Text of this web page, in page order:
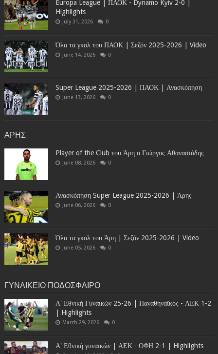
Europa League | ΠΑΟΚ - Dynamo Kyiv 2-0 |
Highlights
July 31, 2026 0
Όλα τα γκολ του ΠΑΟΚ | Σεζόν 2025-2026 | Video
June 14, 2026 0
Super League 2025-2026 | ΠΑΟΚ | Ανασκόπηση
June 13, 2026 0
ΑΡΗΣ
Player of the Club του Άρη ο Γιώργος Αθανασιάδης
June 08, 2026 0
Ανασκόπηση Super League 2025-2026 | Άρης
June 06, 2026 0
Όλα τα γκολ του Άρη | Σεζόν 2025-2026 | Video
June 05, 2026 0
ΓΥΝΑΙΚΕΙΟ ΠΟΔΟΣΦΑΙΡΟ
Α' Εθνική Γυναικών 25-26 | Παναθηναϊκός - ΑΕΚ 1-2
| Highlights
March 29, 2026 0
Α' Εθνική γυναικών | ΑΕΚ - ΟΦΗ 2-1 | Highlights